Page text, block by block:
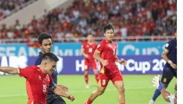
có hành vi ôm hôn, sàm sỡ bé gái trong
ảnh cắt từ clip camera an ninh)
tin từ Viện Kiểm sát Nhân dân
Minh xác nhận Cơ quan Cảnh